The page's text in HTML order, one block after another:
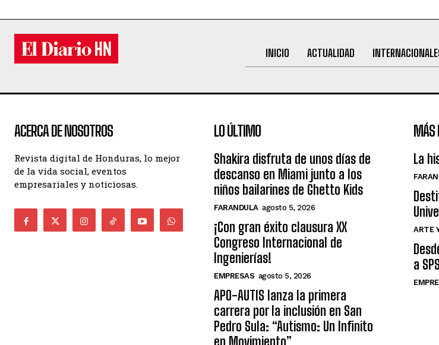
INICIO ACTUALIDAD
ACERCA DE NOSOTROS
Revista digital de Honduras, lo mejor
de la vida social, eventos
empresariales y noticiosas.
LO ÚLTIMO
Shakira disfruta de unos días de
descanso en Miami junto a los
niños bailarines de Ghetto Kids
FARANDULA agosto 5, 2026
¡Con gran éxito clausura XX
Congreso Internacional de
Ingenierías!
EMPRESAS agosto 5, 2026
APO-AUTIS lanza la primera
carrera por la inclusión en San
Pedro Sula: “Autismo: Un Infinito
MÁS
La
ARTE
a